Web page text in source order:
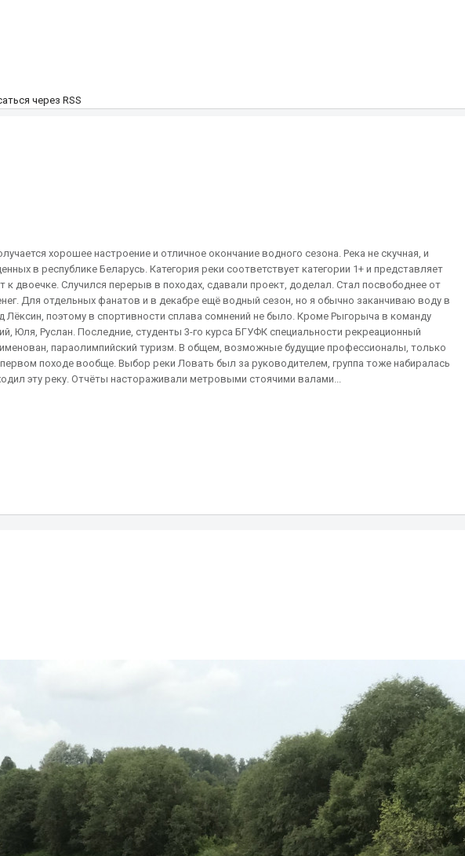
через RSS
хорошее настроение и отличное окончание водного сезона. Река не скучная, и
в республике Беларусь. Категория реки соответствует категории 1+ и представляет
двоечке. Случился перерыв в походах, сдавали проект, доделал. Стал посвободнее от
Для отдельных фанатов и в декабре ещё водный сезон, но я обычно заканчиваю воду в
Лёксин, поэтому в спортивности сплава сомнений не было. Кроме Рыгорыча в команду
Юля, Руслан. Последние, студенты 3-го курса БГУФК специальности рекреационный
параолимпийский туризм. В общем, возможные будущие профессионалы, только
походе вообще. Выбор реки Ловать был за руководителем, группа тоже набиралась
эту реку. Отчёты настораживали метровыми стоячими валами...